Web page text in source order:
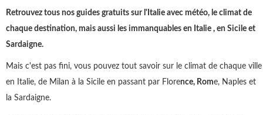
Retrouvez tous nos guides gratuits sur l'Italie avec météo, le climat de
chaque destination, mais aussi les immanquables en Italie , en Sicile et
Sardaigne.
Mais c'est pas fini, vous pouvez tout savoir sur le climat de chaque ville
en Italie, de Milan à la Sicile en passant par Florence, Rome, Naples et
la Sardaigne.